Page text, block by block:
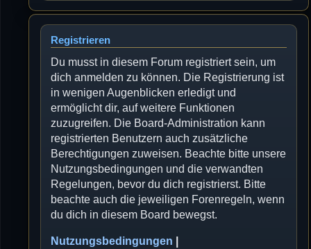
Registrieren
Du musst in diesem Forum registriert sein, um
dich anmelden zu können. Die Registrierung ist
in wenigen Augenblicken erledigt und
ermöglicht dir, auf weitere Funktionen
zuzugreifen. Die Board-Administration kann
registrierten Benutzern auch zusätzliche
Berechtigungen zuweisen. Beachte bitte unsere
Nutzungsbedingungen und die verwandten
Regelungen, bevor du dich registrierst. Bitte
beachte auch die jeweiligen Forenregeln, wenn
du dich in diesem Board bewegst.
Nutzungsbedingungen